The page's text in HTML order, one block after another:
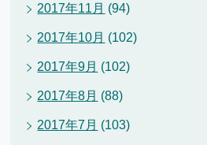
2017年11月 (94)
2017年10月 (102)
2017年9月 (102)
2017年8月 (88)
2017年7月 (103)